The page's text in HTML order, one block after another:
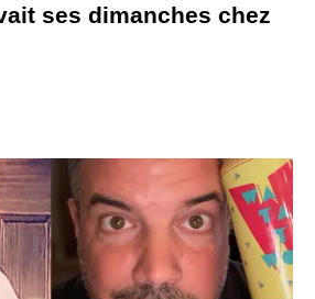
ses dimanches chez